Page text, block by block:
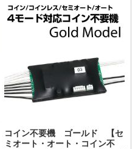
コイン不要機 ゴールド 【セ
ミオート・オート・コイン不